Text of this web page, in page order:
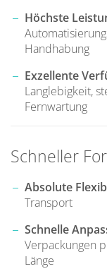
Höchste
Handhabung
Exzellente
Langlebigkeit,
Fernwartung
Schneller
Absolute
Transport
Schnelle
Verpackungen
Länge